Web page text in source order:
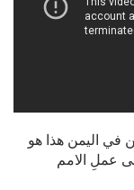
في اليمن هذا هو
عملِ الامم